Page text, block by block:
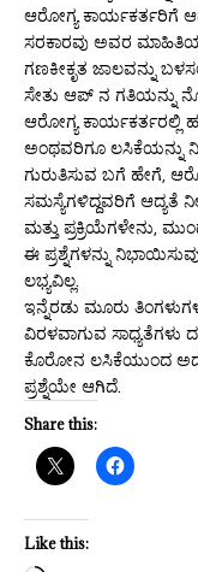
ಆರೋಗ್ಯ ಕಾರ್ಯಕರ್ತರಿಗೆ
ಸರಕಾರವು ಅವರ
ಗಣಕೀಕೃತ ಜಾಲವನ್ನು
ಸೇತು ಆಪ್ ನ ಗತಿಯನ್ನು
ಆರೋಗ್ಯ ಕಾರ್ಯಕರ್ತರಲ್ಲಿ
ಅಂಥವರಿಗೂ ಲಸಿಕೆಯನ್ನು
ಗುರುತಿಸುವ ಬಗೆ ಹೇಗೆ,
ಸಮಸ್ಯೆಗಳಿದ್ದವರಿಗೆ ಆದ್ಯತೆ
ಮತ್ತು ಪ್ರಕ್ರಿಯೆಗಳೇನು,
ಈ ಪ್ರಶ್ನೆಗಳನ್ನು
ಲಭ್ಯವಿಲ್ಲ.
ಇನ್ನೆರಡು ಮೂರು
ವಿರಳವಾಗುವ ಸಾಧ್ಯತೆಗಳು
ಕೊರೋನ ಲಸಿಕೆಯುಂದ
ಪ್ರಶ್ನೆಯೇ ಆಗಿದೆ.
Share this:
Like this: